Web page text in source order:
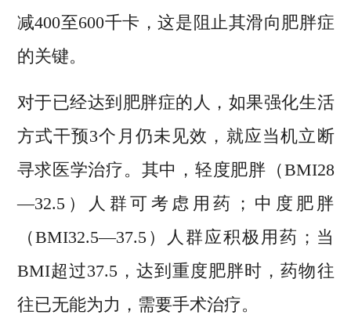
减400至600千卡，这是阻止其滑向肥胖症
的关键。
对于已经达到肥胖症的人，如果强化生活
方式干预3个月仍未见效，就应当机立断
寻求医学治疗。其中，轻度肥胖（BMI28
—32.5）人群可考虑用药；中度肥胖
（BMI32.5—37.5）人群应积极用药；当
BMI超过37.5，达到重度肥胖时，药物往
往已无能为力，需要手术治疗。